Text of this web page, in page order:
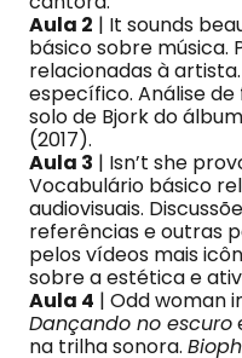
Aula 2 | It sounds
básico sobre música.
relacionadas à
específico. Análise
solo de Bjork do álbum
(2017).
Aula 3 | Isn’t she
Vocabulário básico
audiovisuais.
referências e outras
pelos vídeos mais
sobre a estética e
Aula 4 | Odd woman
Dançando no escuro
na trilha sonora.